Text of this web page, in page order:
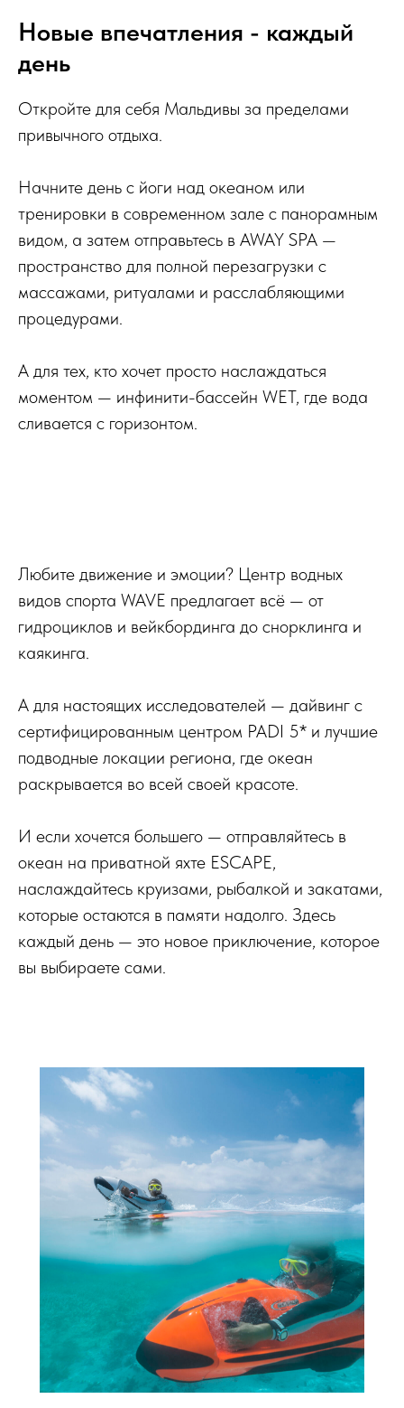
Новые впечатления - каждый
день
Откройте для себя Мальдивы за пределами
привычного отдыха.
Начните день с йоги над океаном или
тренировки в современном зале с панорамным
видом, а затем отправьтесь в AWAY SPA —
пространство для полной перезагрузки с
массажами, ритуалами и расслабляющими
процедурами.
А для тех, кто хочет просто наслаждаться
моментом — инфинити-бассейн WET, где вода
сливается с горизонтом.
Любите движение и эмоции? Центр водных
видов спорта WAVE предлагает всё — от
гидроциклов и вейкбординга до снорклинга и
каякинга.
А для настоящих исследователей — дайвинг с
сертифицированным центром PADI 5* и лучшие
подводные локации региона, где океан
раскрывается во всей своей красоте.
И если хочется большего — отправляйтесь в
океан на приватной яхте ESCAPE,
наслаждайтесь круизами, рыбалкой и закатами,
которые остаются в памяти надолго. Здесь
каждый день — это новое приключение, которое
вы выбираете сами.